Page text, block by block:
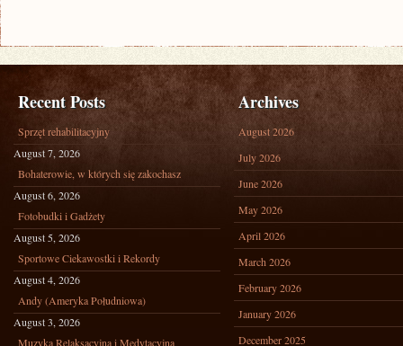
Recent Posts
Sprzęt rehabilitacyjny
August 7, 2026
Bohaterowie, w których się zakochasz
August 6, 2026
Fotobudki i Gadżety
August 5, 2026
Sportowe Ciekawostki i Rekordy
August 4, 2026
Andy (Ameryka Południowa)
August 3, 2026
Muzyka Relaksacyjna i Medytacyjna
Archives
August 2026
July 2026
June 2026
May 2026
April 2026
March 2026
February 2026
January 2026
December 2025